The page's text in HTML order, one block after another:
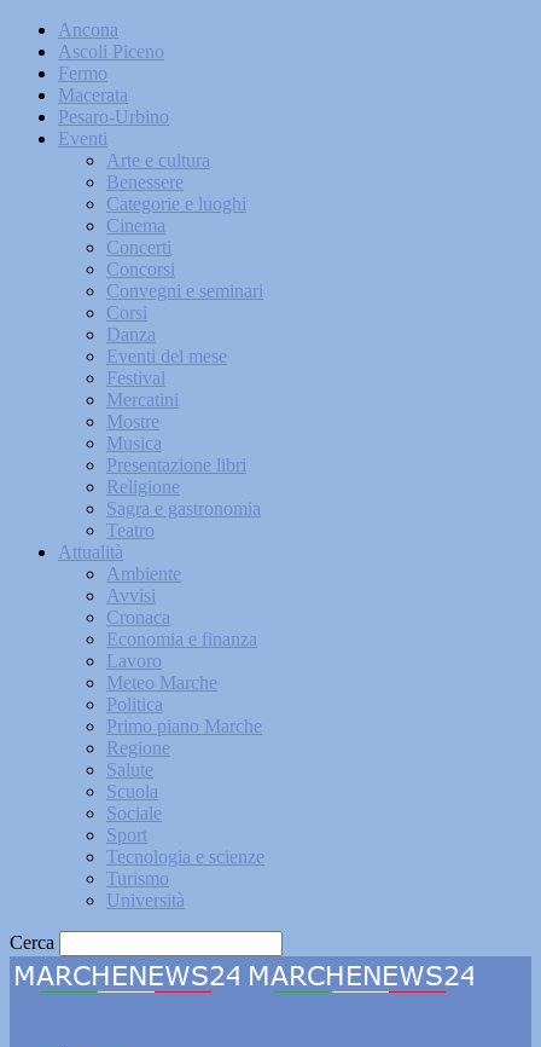
Ancona
Ascoli Piceno
Fermo
Macerata
Pesaro-Urbino
Eventi
Arte e cultura
Benessere
Categorie e luoghi
Cinema
Concerti
Concorsi
Convegni e seminari
Corsi
Danza
Eventi del mese
Festival
Mercatini
Mostre
Musica
Presentazione libri
Religione
Sagra e gastronomia
Teatro
Attualità
Ambiente
Avvisi
Cronaca
Economia e finanza
Lavoro
Meteo Marche
Politica
Primo piano Marche
Regione
Salute
Scuola
Sociale
Sport
Tecnologia e scienze
Turismo
Università
Cerca